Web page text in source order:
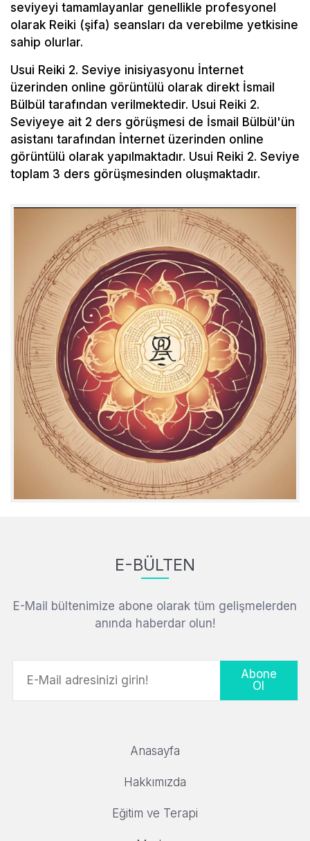
seviyeyi tamamlayanlar genellikle profesyonel
olarak Reiki (şifa) seansları da verebilme yetkisine
sahip olurlar.
Usui Reiki 2. Seviye inisiyasyonu İnternet
üzerinden online görüntülü olarak direkt İsmail
Bülbül tarafından verilmektedir. Usui Reiki 2.
Seviyeye ait 2 ders görüşmesi de İsmail Bülbül'ün
asistanı tarafından İnternet üzerinden online
görüntülü olarak yapılmaktadır. Usui Reiki 2. Seviye
toplam 3 ders görüşmesinden oluşmaktadır.
E-BÜLTEN
E-Mail bültenimize abone olarak tüm gelişmelerden
anında haberdar olun!
Abone
Ol
Anasayfa
Hakkımızda
Eğitim ve Terapi